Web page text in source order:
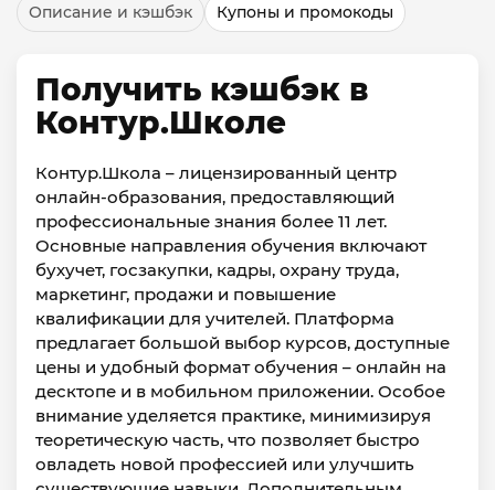
Описание и кэшбэк Купоны и промокоды
Получить кэшбэк в
Контур.Школе
Контур.Школа – лицензированный центр
онлайн-образования, предоставляющий
профессиональные знания более 11 лет.
Основные направления обучения включают
бухучет, госзакупки, кадры, охрану труда,
маркетинг, продажи и повышение
квалификации для учителей. Платформа
предлагает большой выбор курсов, доступные
цены и удобный формат обучения – онлайн на
десктопе и в мобильном приложении. Особое
внимание уделяется практике, минимизируя
теоретическую часть, что позволяет быстро
овладеть новой профессией или улучшить